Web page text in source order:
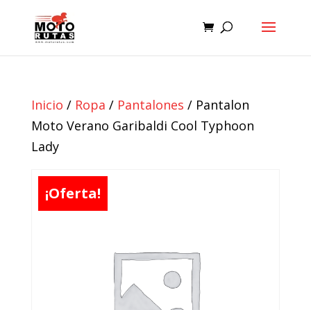
Inicio / Ropa / Pantalones / Pantalon
Moto Verano Garibaldi Cool Typhoon
Lady
¡Oferta!